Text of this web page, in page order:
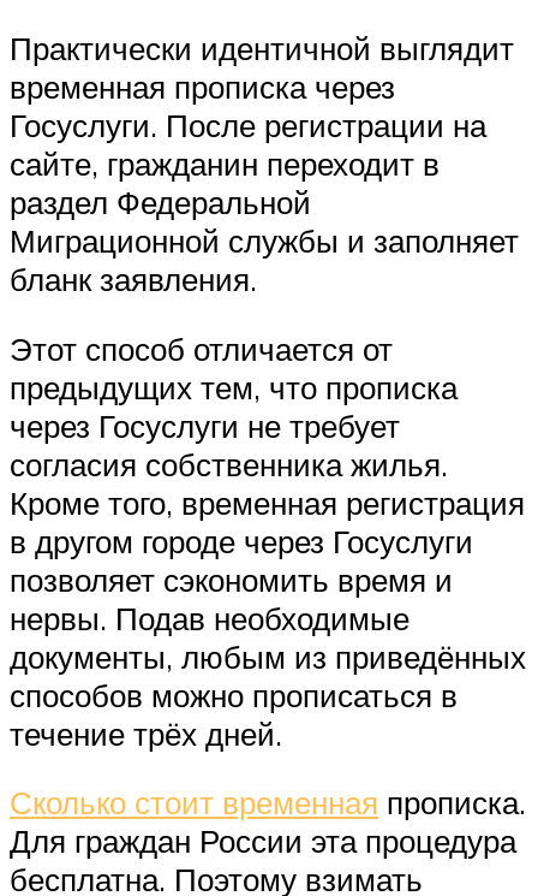
Практически идентичной выглядит
временная прописка через
Госуслуги. После регистрации на
сайте, гражданин переходит в
раздел Федеральной
Миграционной службы и заполняет
бланк заявления.
Этот способ отличается от
предыдущих тем, что прописка
через Госуслуги не требует
согласия собственника жилья.
Кроме того, временная регистрация
в другом городе через Госуслуги
позволяет сэкономить время и
нервы. Подав необходимые
документы, любым из приведённых
способов можно прописаться в
течение трёх дней.
Сколько стоит временная прописка.
Для граждан России эта процедура
бесплатна. Поэтому взимать